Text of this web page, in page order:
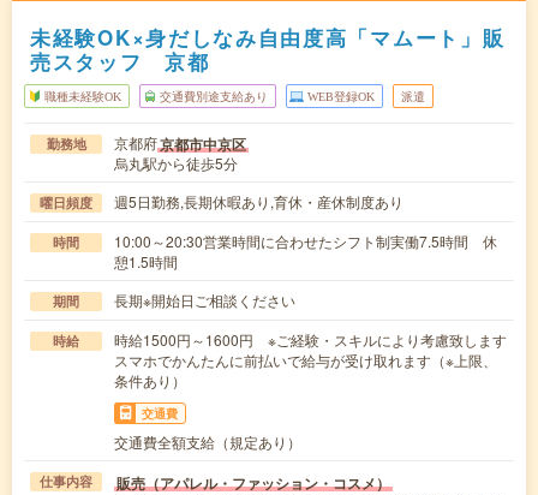
未経験OK×身だしなみ自由度高「マムート」販
売スタッフ 京都
職種未経験OK 交通費別途支給あり WEB登録OK 派遣
勤務地 京都府京都市中京区
烏丸駅から徒歩5分
曜日頻度 週5日勤務,長期休暇あり,育休・産休制度あり
時間
10:00～20:30営業時間に合わせたシフト制実働7.5時間 休
憩1.5時間
期間 長期※開始日ご相談ください
時給
時給1500円～1600円 ※ご経験・スキルにより考慮致します
スマホでかんたんに前払いで給与が受け取れます（※上限、
条件あり）
交通費
交通費全額支給（規定あり）
仕事内容 販売（アパレル・ファッション・コスメ）